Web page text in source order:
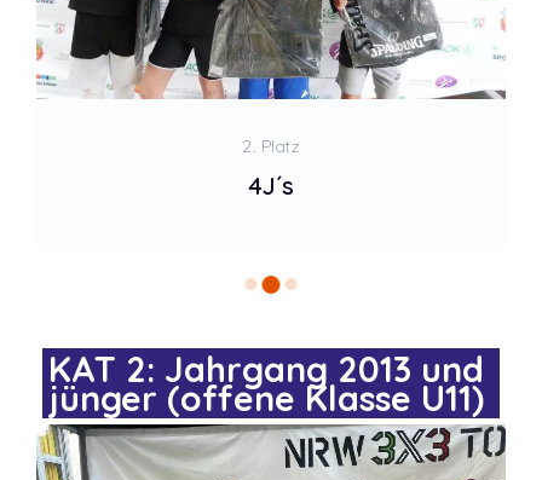
2. Platz
4J´s
KAT 2: Jahrgang 2013 und
jünger (offene Klasse U11)